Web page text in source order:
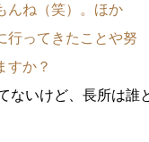
ね（笑）。ほか
行ってきたことや努
すか？
ないけど、長所は誰